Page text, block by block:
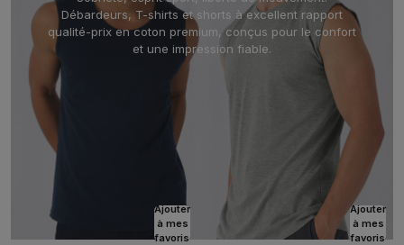
Débardeurs, T-shirts et shorts à excellent rapport
qualité-prix en coton premium, conçus pour le confort
et une impression fiable.
Ajouter
à mes
favoris
Ajouter
à mes
favoris